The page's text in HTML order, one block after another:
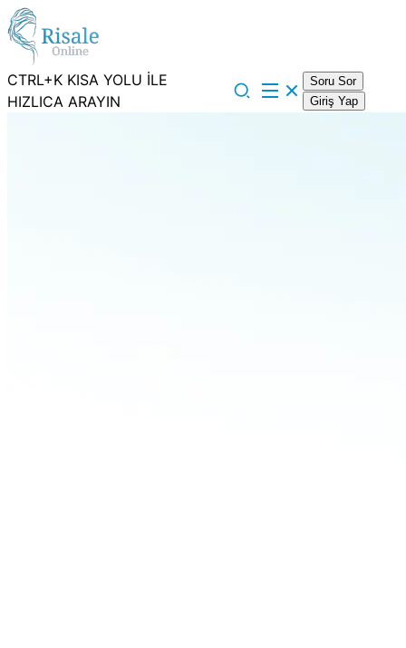
CTRL+K KISA YOLU İLE
HIZLICA ARAYIN
Soru Sor
Giriş Yap